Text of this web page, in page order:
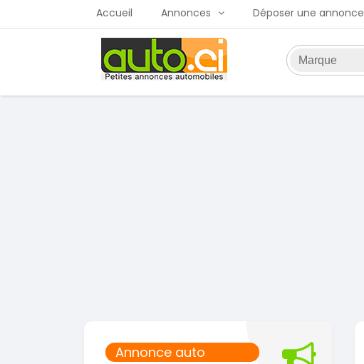
Accueil Annonces Déposer une annonce
Annonce auto